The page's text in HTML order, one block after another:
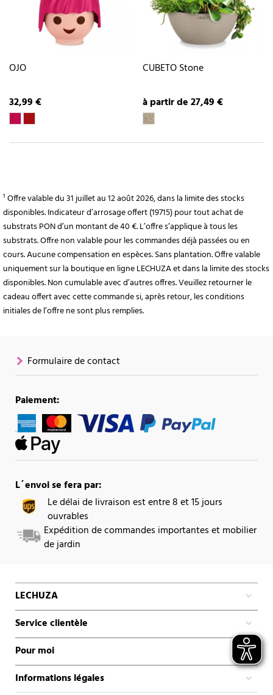
OJO
32,99 €
CUBETO Stone
à partir de 27,49 €
¹ Offre valable du 31 juillet au 12 août 2026, dans la limite des stocks
disponibles. Indicateur d’arrosage offert (19715) pour tout achat de
substrats PON d’un montant de 40 €. L’offre s’applique à tous les
substrats. Offre non valable pour les commandes déjà passées ou en
cours. Aucune compensation en espèces. Sans plantation. Offre valable
uniquement sur la boutique en ligne LECHUZA et dans la limite des stocks
disponibles. Non cumulable avec d’autres offres. Veuillez retourner le
cadeau offert avec cette commande si, après retour, les conditions
initiales de l’offre ne sont plus remplies.
Formulaire de contact
Paiement:
L´envoi se fera par:
Le délai de livraison est entre 8 et 15 jours
ouvrables
Expédition de commandes importantes et mobilier
de jardin
LECHUZA
Service clientèle
Pour moi
Informations légales